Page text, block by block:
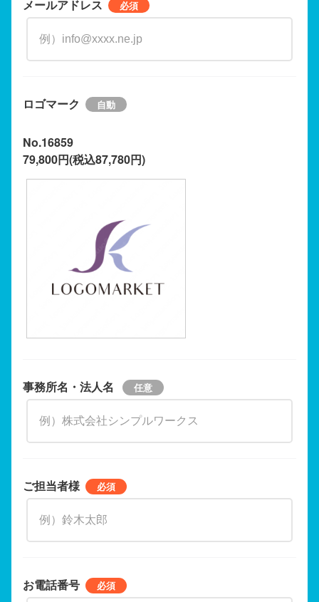
メールアドレス
ロゴマーク
No.16859
79,800円(税込87,780円)
事務所名・法人名
ご担当者様
お電話番号